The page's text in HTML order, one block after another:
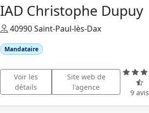
IAD Christophe Dupuy
40990 Saint-Paul-lès-Dax
Mandataire
Voir les
détails
Site web de
l'agence
9 avis